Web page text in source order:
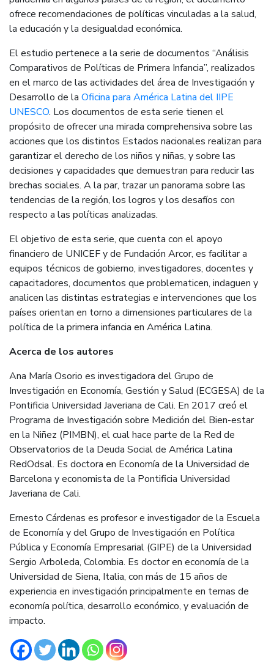
ofrece recomendaciones de políticas vinculadas a la salud,
la educación y la desigualdad económica.
El estudio pertenece a la serie de documentos “Análisis
Comparativos de Políticas de Primera Infancia”, realizados
en el marco de las actividades del área de Investigación y
Desarrollo de la Oficina para América Latina del IIPE
UNESCO. Los documentos de esta serie tienen el
propósito de ofrecer una mirada comprehensiva sobre las
acciones que los distintos Estados nacionales realizan para
garantizar el derecho de los niños y niñas, y sobre las
decisiones y capacidades que demuestran para reducir las
brechas sociales. A la par, trazar un panorama sobre las
tendencias de la región, los logros y los desafíos con
respecto a las políticas analizadas.
El objetivo de esta serie, que cuenta con el apoyo
financiero de UNICEF y de Fundación Arcor, es facilitar a
equipos técnicos de gobierno, investigadores, docentes y
capacitadores, documentos que problematicen, indaguen y
analicen las distintas estrategias e intervenciones que los
países orientan en torno a dimensiones particulares de la
política de la primera infancia en América Latina.
Acerca de los autores
Ana María Osorio es investigadora del Grupo de
Investigación en Economía, Gestión y Salud (ECGESA) de la
Pontificia Universidad Javeriana de Cali. En 2017 creó el
Programa de Investigación sobre Medición del Bien-estar
en la Niñez (PIMBN), el cual hace parte de la Red de
Observatorios de la Deuda Social de América Latina
RedOdsal. Es doctora en Economía de la Universidad de
Barcelona y economista de la Pontificia Universidad
Javeriana de Cali.
Ernesto Cárdenas es profesor e investigador de la Escuela
de Economía y del Grupo de Investigación en Política
Pública y Economía Empresarial (GIPE) de la Universidad
Sergio Arboleda, Colombia. Es doctor en economía de la
Universidad de Siena, Italia, con más de 15 años de
experiencia en investigación principalmente en temas de
economía política, desarrollo económico, y evaluación de
impacto.